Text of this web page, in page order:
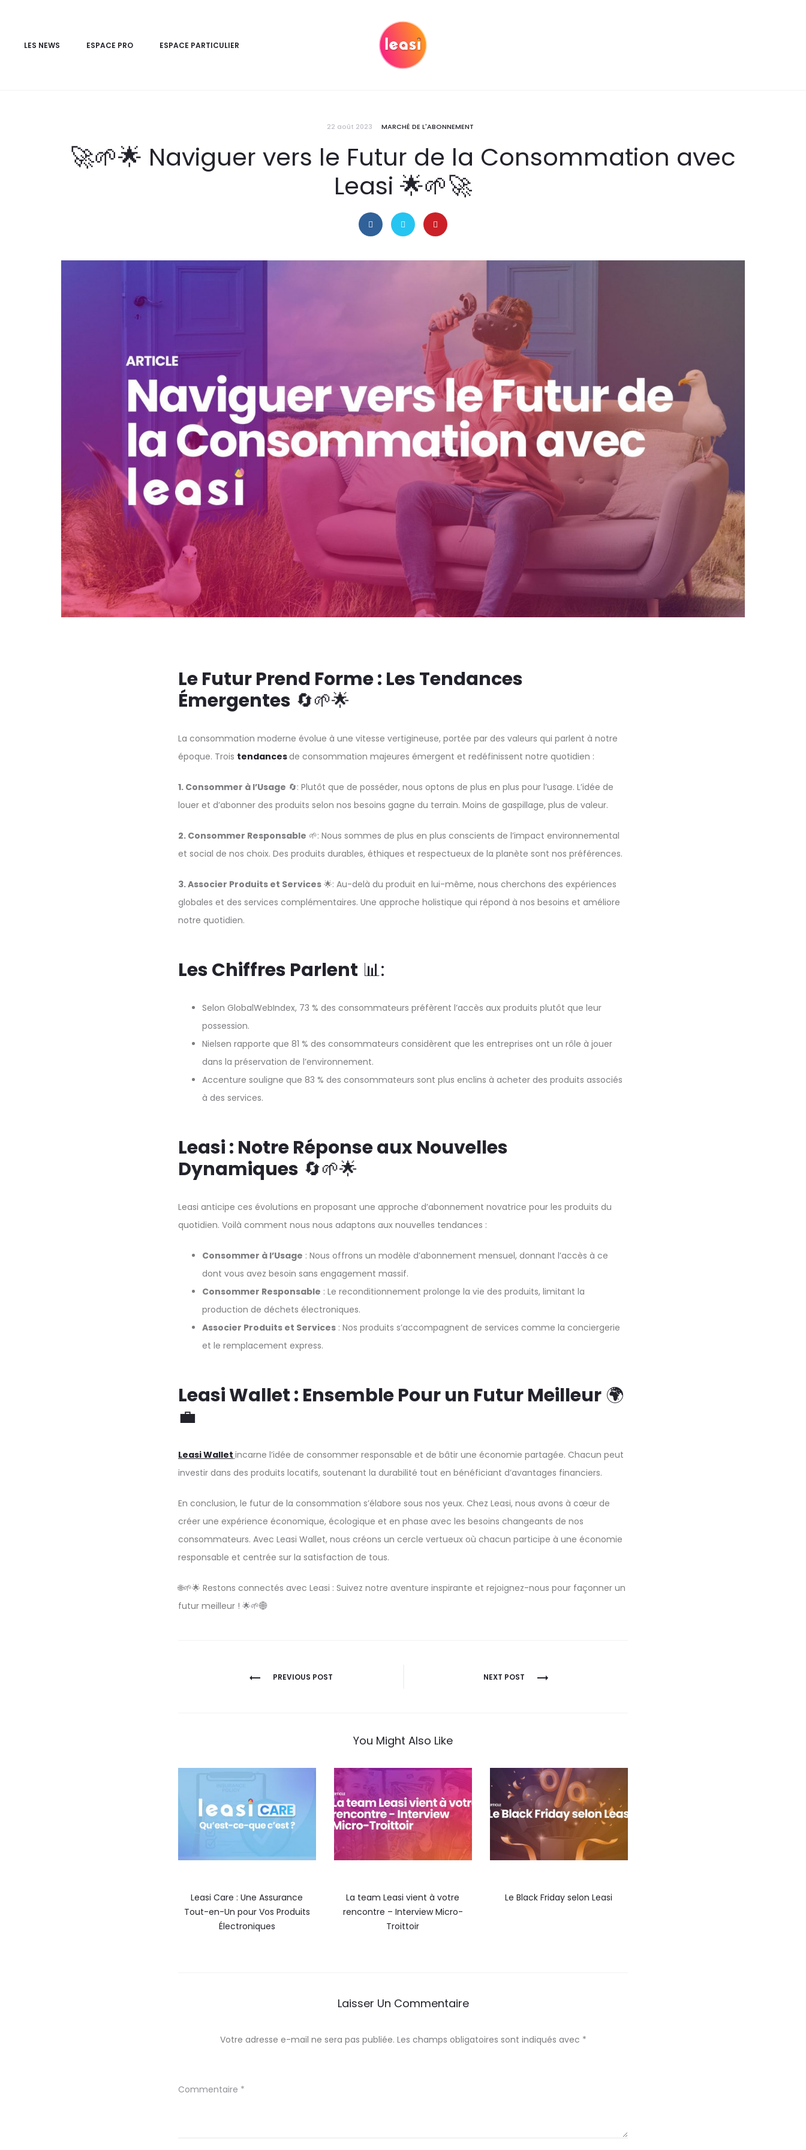
LES NEWS ESPACE PRO ESPACE PARTICULIER
22 août 2023 MARCHÉ DE L'ABONNEMENT
🚀🌱🌟 Naviguer vers le Futur de la Consommation avec
Leasi 🌟🌱🚀
Le Futur Prend Forme : Les Tendances
Émergentes 🔄🌱🌟
La consommation moderne évolue à une vitesse vertigineuse, portée par des valeurs qui parlent à notre
époque. Trois tendancesde consommation majeures émergent et redéfinissent notre quotidien :
1. Consommer à l’Usage 🔄: Plutôt que de posséder, nous optons de plus en plus pour l’usage. L’idée de
louer et d’abonner des produits selon nos besoins gagne du terrain. Moins de gaspillage, plus de valeur.
2. Consommer Responsable 🌱: Nous sommes de plus en plus conscients de l’impact environnemental
et social de nos choix. Des produits durables, éthiques et respectueux de la planète sont nos préférences.
3. Associer Produits et Services 🌟: Au-delà du produit en lui-même, nous cherchons des expériences
globales et des services complémentaires. Une approche holistique qui répond à nos besoins et améliore
notre quotidien.
Les Chiffres Parlent 📊:
Selon GlobalWebIndex, 73 % des consommateurs préfèrent l’accès aux produits plutôt que leur
possession.
Nielsen rapporte que 81 % des consommateurs considèrent que les entreprises ont un rôle à jouer
dans la préservation de l’environnement.
Accenture souligne que 83 % des consommateurs sont plus enclins à acheter des produits associés
à des services.
Leasi : Notre Réponse aux Nouvelles
Dynamiques 🔄🌱🌟
Leasi anticipe ces évolutions en proposant une approche d’abonnement novatrice pour les produits du
quotidien. Voilà comment nous nous adaptons aux nouvelles tendances :
Consommer à l’Usage : Nous offrons un modèle d’abonnement mensuel, donnant l’accès à ce
dont vous avez besoin sans engagement massif.
Consommer Responsable : Le reconditionnement prolonge la vie des produits, limitant la
production de déchets électroniques.
Associer Produits et Services : Nos produits s’accompagnent de services comme la conciergerie
et le remplacement express.
Leasi Wallet : Ensemble Pour un Futur Meilleur 🌍
💼
Leasi Wallet incarne l’idée de consommer responsable et de bâtir une économie partagée. Chacun peut
investir dans des produits locatifs, soutenant la durabilité tout en bénéficiant d’avantages financiers.
En conclusion, le futur de la consommation s’élabore sous nos yeux. Chez Leasi, nous avons à cœur de
créer une expérience économique, écologique et en phase avec les besoins changeants de nos
consommateurs. Avec Leasi Wallet, nous créons un cercle vertueux où chacun participe à une économie
responsable et centrée sur la satisfaction de tous.
🌐🌱🌟 Restons connectés avec Leasi : Suivez notre aventure inspirante et rejoignez-nous pour façonner un
futur meilleur ! 🌟🌱🌐
NavigationPREVIOUS POST NEXT POST
You Might Also Like
Leasi Care : Une Assurance
Tout-en-Un pour Vos Produits
Électroniques
La team Leasi vient à votre
rencontre – Interview Micro-
Troittoir
Le Black Friday selon Leasi
Laisser Un Commentaire
Votre adresse e-mail ne sera pas publiée. Les champs obligatoires sont indiqués avec *
Commentaire *